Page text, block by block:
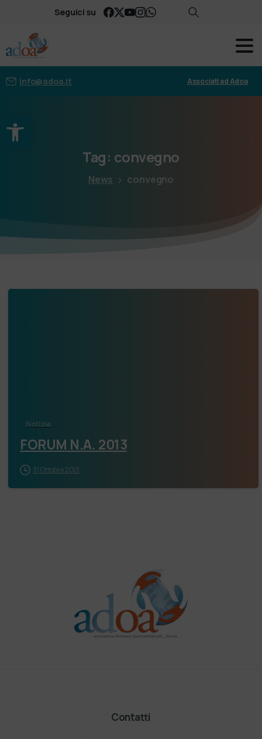
Apri la barra degli strumenti
Seguici su
info@adoa.it Associati ad Adoa
Tag: convegno
News convegno
Notizie
FORUM N.A. 2013
31 Ottobre 2013
Contatti